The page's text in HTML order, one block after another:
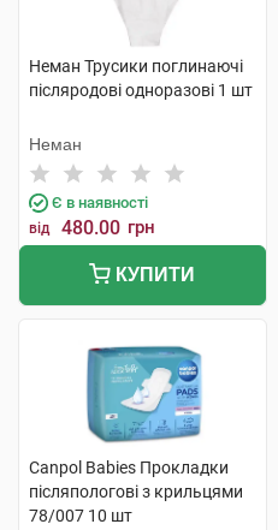
Неман Трусики поглинаючі
післяродові одноразові 1 шт
Неман
Є в наявності
від 480.00 грн
КУПИТИ
Canpol Babies Прокладки
післяпологові з крильцями
78/007 10 шт